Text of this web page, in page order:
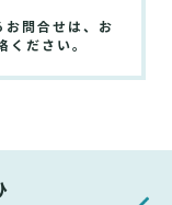
お問合せは、お
ください。